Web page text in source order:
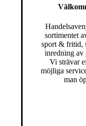
sortimentet
sport & fritid,
inredning av
Vi strävar
möjliga
man